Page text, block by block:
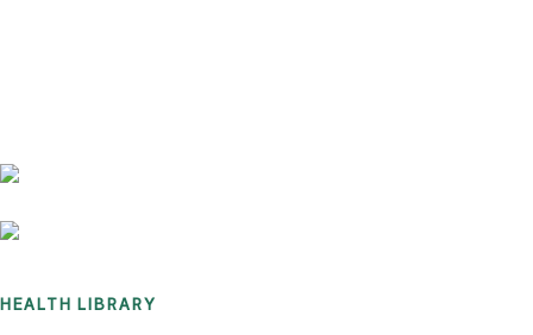
HEALTH LIBRARY